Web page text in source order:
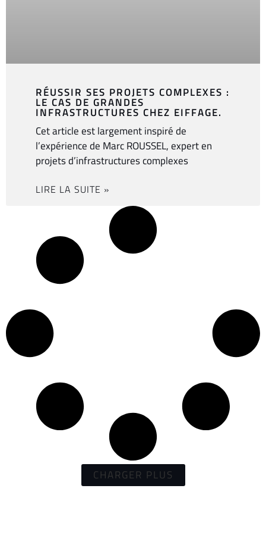
RÉUSSIR SES PROJETS COMPLEXES :
LE CAS DE GRANDES
INFRASTRUCTURES CHEZ EIFFAGE.
Cet article est largement inspiré de
l’expérience de Marc ROUSSEL, expert en
projets d’infrastructures complexes
LIRE LA SUITE »
CHARGER PLUS